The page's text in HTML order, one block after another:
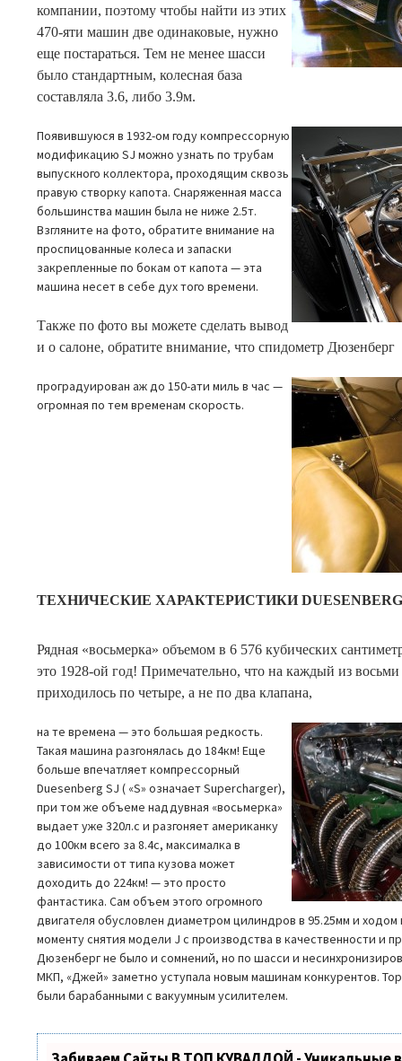
компании, поэтому чтобы найти из этих
470-яти машин две одинаковые, нужно
еще постараться. Тем не менее шасси
было стандартным, колесная база
составляла 3.6, либо 3.9м.
Появившуюся в 1932-ом году компрессорную
модификацию SJ можно узнать по трубам
выпускного коллектора, проходящим сквозь
правую створку капота. Снаряженная масса
большинства машин была не ниже 2.5т.
Взгляните на фото, обратите внимание на
проспицованные колеса и запаски
закрепленные по бокам от капота — эта
машина несет в себе дух того времени.
Также по фото вы можете сделать вывод
и о салоне, обратите внимание, что спидометр Дюзенберг
проградуирован аж до 150-ати миль в час —
огромная по тем временам скорость.
ТЕХНИЧЕСКИЕ ХАРАКТЕРИСТИКИ
Рядная «восьмерка» объемом в 6 576 кубических
это 1928-ой год! Примечательно, что на каждый из
приходилось по четыре, а не по два клапана,
на те времена — это большая редкость.
Такая машина разгонялась до 184км! Еще
больше впечатляет компрессорный
Duesenberg SJ ( «S» означает Supercharger),
при том же объеме наддувная «восьмерка»
выдает уже 320л.с и разгоняет американку
до 100км всего за 8.4с, максималка в
зависимости от типа кузова может
доходить до 224км! — это просто
фантастика. Сам объем этого огромного
двигателя обусловлен диаметром цилиндров в 95.25мм и
моменту снятия модели J с производства в качественности и
Дюзенберг не было и сомнений, но по шасси и
МКП, «Джей» заметно уступала новым машинам конкурентов.
были барабанными с вакуумным усилителем.